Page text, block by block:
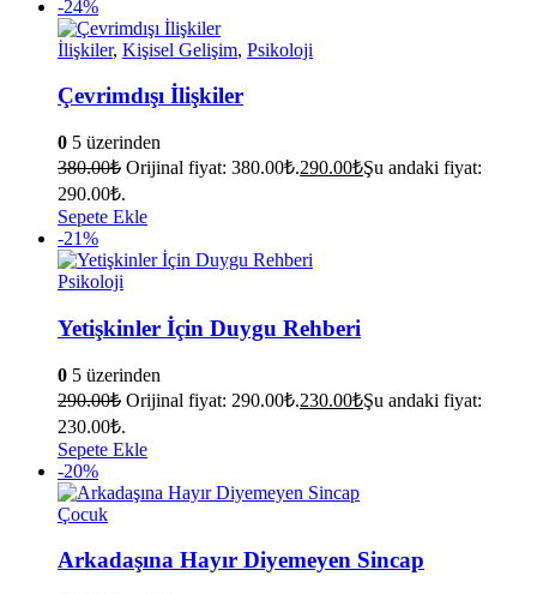
-24%
İlişkiler, Kişisel Gelişim, Psikoloji
Çevrimdışı İlişkiler
0 5 üzerinden
380.00₺ Orijinal fiyat: 380.00₺.290.00₺Şu andaki fiyat:
290.00₺.
Sepete Ekle
-21%
Psikoloji
Yetişkinler İçin Duygu Rehberi
0 5 üzerinden
290.00₺ Orijinal fiyat: 290.00₺.230.00₺Şu andaki fiyat:
230.00₺.
Sepete Ekle
-20%
Çocuk
Arkadaşına Hayır Diyemeyen Sincap